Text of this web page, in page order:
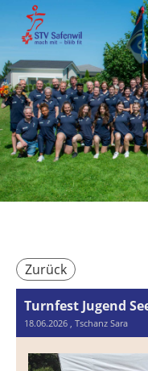
Zurück
Turnfest Jugend
18.06.2026 , Tschanz Sara